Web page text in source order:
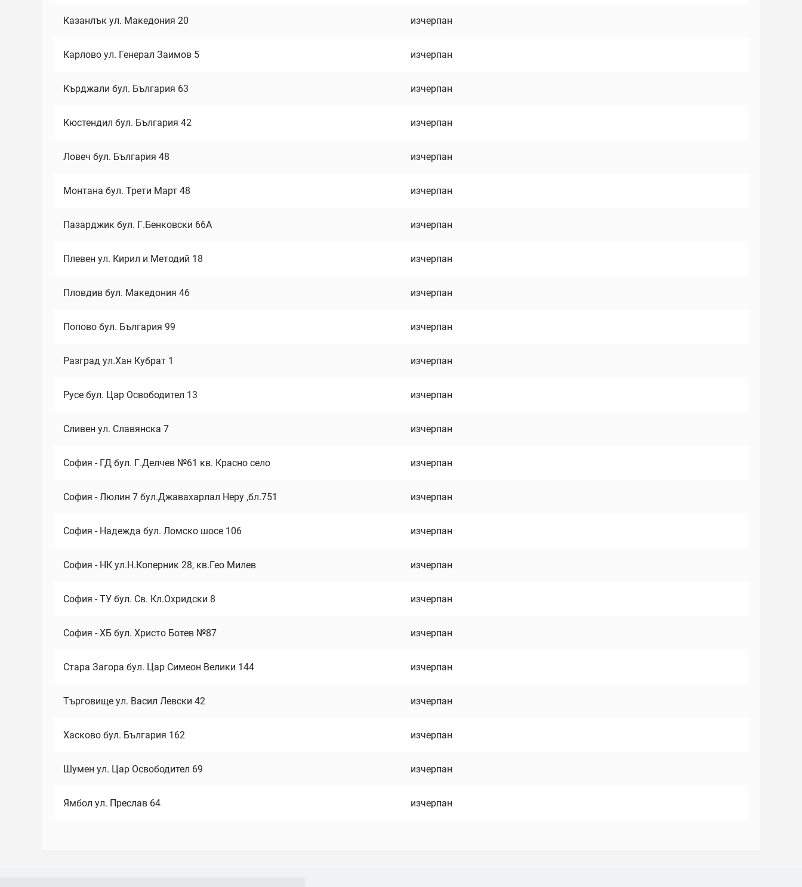
Казанлък ул. Македония 20 изчерпан
Карлово ул. Генерал Заимов 5 изчерпан
Кърджали бул. България 63 изчерпан
Кюстендил бул. България 42 изчерпан
Ловеч бул. България 48 изчерпан
Монтана бул. Трети Март 48 изчерпан
Пазарджик бул. Г.Бенковски 66А изчерпан
Плевен ул. Кирил и Методий 18 изчерпан
Пловдив бул. Македония 46 изчерпан
Попово бул. България 99 изчерпан
Разград ул.Хан Кубрат 1 изчерпан
Русе бул. Цар Освободител 13 изчерпан
Сливен ул. Славянска 7 изчерпан
София - ГД бул. Г.Делчев №61 кв. Красно село изчерпан
София - Люлин 7 бул.Джавахарлал Неру ,бл.751 изчерпан
София - Надежда бул. Ломско шосе 106 изчерпан
София - НК ул.Н.Коперник 28, кв.Гео Милев изчерпан
София - ТУ бул. Св. Кл.Охридски 8 изчерпан
София - ХБ бул. Христо Ботев №87 изчерпан
Стара Загора бул. Цар Симеон Велики 144 изчерпан
Търговище ул. Васил Левски 42 изчерпан
Хасково бул. България 162 изчерпан
Шумен ул. Цар Освободител 69 изчерпан
Ямбол ул. Преслав 64 изчерпан